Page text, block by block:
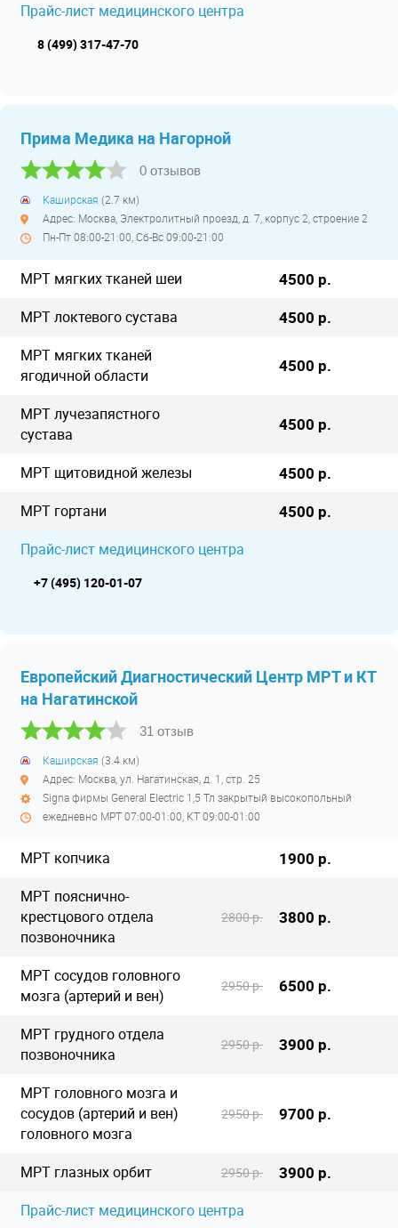
Прайс-лист медицинского центра
8 (499) 317-47-70
Прима Медика на Нагорной
0 отзывов
Каширская (2.7 км)
Адрес: Москва, Электролитный проезд, д. 7, корпус 2, строение 2
Пн-Пт 08:00-21:00, Сб-Вс 09:00-21:00
МРТ мягких тканей шеи 4500 р.
МРТ локтевого сустава 4500 р.
МРТ мягких тканей
ягодичной области
4500 р.
МРТ лучезапястного
сустава
4500 р.
МРТ щитовидной железы 4500 р.
МРТ гортани 4500 р.
Прайс-лист медицинского центра
+7 (495) 120-01-07
Европейский Диагностический Центр МРТ и КТ
на Нагатинской
31 отзыв
Каширская (3.4 км)
Адрес: Москва, ул. Нагатинская, д. 1, стр. 25
Signa фирмы General Electric 1,5 Тл закрытый высокопольный
ежедневно МРТ 07:00-01:00, КТ 09:00-01:00
МРТ копчика 1900 р.
МРТ пояснично-
крестцового отдела
позвоночника
2800 р. 3800 р.
МРТ сосудов головного
мозга (артерий и вен)
2950 р. 6500 р.
МРТ грудного отдела
позвоночника
2950 р. 3900 р.
МРТ головного мозга и
сосудов (артерий и вен)
головного мозга
2950 р. 9700 р.
МРТ глазных орбит 2950 р. 3900 р.
Прайс-лист медицинского центра